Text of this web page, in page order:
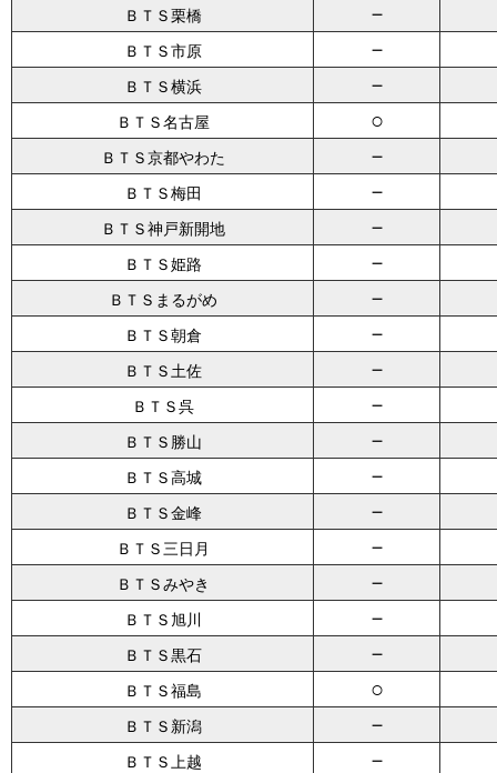
ＢＴＳ栗橋 －
ＢＴＳ市原 －
ＢＴＳ横浜 －
ＢＴＳ名古屋 ○
ＢＴＳ京都やわた －
ＢＴＳ梅田 －
ＢＴＳ神戸新開地 －
ＢＴＳ姫路 －
ＢＴＳまるがめ －
ＢＴＳ朝倉 －
ＢＴＳ土佐 －
ＢＴＳ呉 －
ＢＴＳ勝山 －
ＢＴＳ高城 －
ＢＴＳ金峰 －
ＢＴＳ三日月 －
ＢＴＳみやき －
ＢＴＳ旭川 －
ＢＴＳ黒石 －
ＢＴＳ福島 ○
ＢＴＳ新潟 －
ＢＴＳ上越 －